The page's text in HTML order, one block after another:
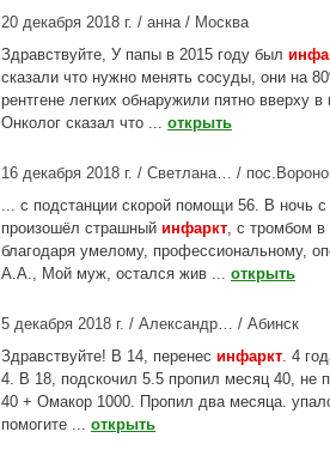
20 декабря 2018 г. / анна / Москва
Здравствуйте, У папы в 2015 году был
сказали что нужно менять сосуды, они на
рентгене легких обнаружили пятно вверху
Онколог сказал что ... открыть
16 декабря 2018 г. / Светлана… /
... с подстанции скорой помощи 56. В ночь
произошёл страшный инфаркт, с тромбом
благодаря умелому, профессиональному,
А.А., Мой муж, остался жив ... открыть
5 декабря 2018 г. / Александр… / Абинск
Здравствуйте! В 14, перенес инфаркт. 4
4. В 18, подскочил 5.5 пропил месяц 40, не
40 + Омакор 1000. Пропил два месяца.
помогите ... открыть